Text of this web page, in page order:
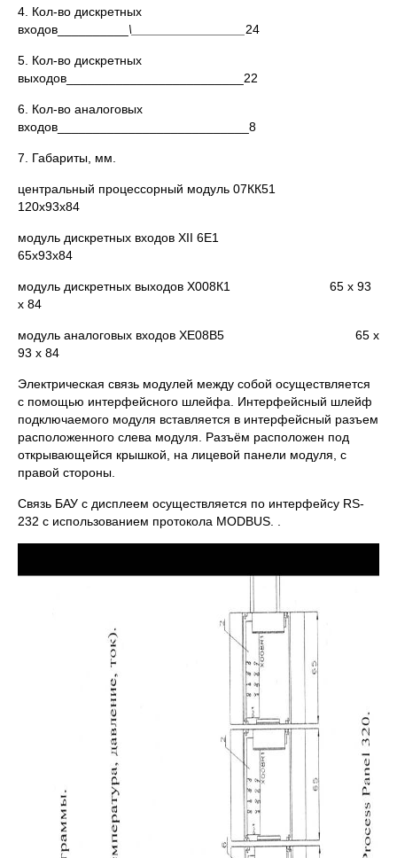
4. Кол-во дискретных
входов__________ \________________ 24
5. Кол-во дискретных
выходов_________________________22
6. Кол-во аналоговых
входов___________________________8
7. Габариты, мм.
центральный процессорный модуль 07КК51
120х93х84
модуль дискретных входов XII 6Е1
65х93х84
модуль дискретных выходов Х008К1 65 х 93
х 84
модуль аналоговых входов ХЕ08В5 65 х
93 х 84
Электрическая связь модулей между собой осуществляется
с помощью интерфейсного шлейфа. Интерфейсный шлейф
подключаемого модуля вставляется в интерфейсный разъем
расположенного слева модуля. Разъём расположен под
открывающейся крышкой, на лицевой панели модуля, с
правой стороны.
Связь БАУ с дисплеем осуществляется по интерфейсу RS-
232 с использованием протокола MODBUS. .